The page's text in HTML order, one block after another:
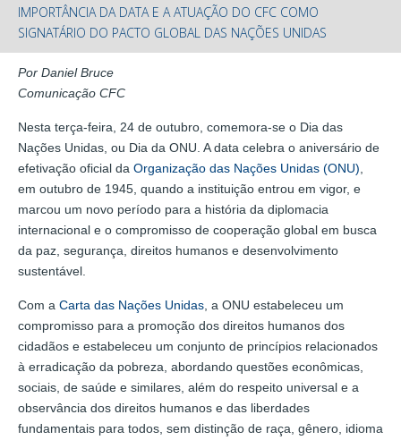
IMPORTÂNCIA DA DATA E A ATUAÇÃO DO CFC COMO
SIGNATÁRIO DO PACTO GLOBAL DAS NAÇÕES UNIDAS
Por Daniel Bruce
Comunicação CFC
Nesta terça-feira, 24 de outubro, comemora-se o Dia das
Nações Unidas, ou Dia da ONU. A data celebra o aniversário de
efetivação oficial da Organização das Nações Unidas (ONU)
em outubro de 1945, quando a instituição entrou em vigor, e
marcou um novo período para a história da diplomacia
internacional e o compromisso de cooperação global em busca
da paz, segurança, direitos humanos e desenvolvimento
sustentável.
Com a Carta das Nações Unidas , a ONU estabeleceu um
compromisso para a promoção dos direitos humanos dos
cidadãos e estabeleceu um conjunto de princípios relacionados
à erradicação da pobreza, abordando questões econômicas,
sociais, de saúde e similares, além do respeito universal e a
observância dos direitos humanos e das liberdades
fundamentais para todos, sem distinção de raça, gênero, idioma